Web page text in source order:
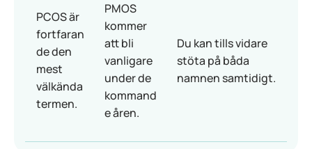
PCOS är
fortfaran
de den
mest
välkända
termen.
PMOS
kommer
att bli
vanligare
under de
kommand
e åren.
Du kan tills vidare
stöta på båda
namnen samtidigt.